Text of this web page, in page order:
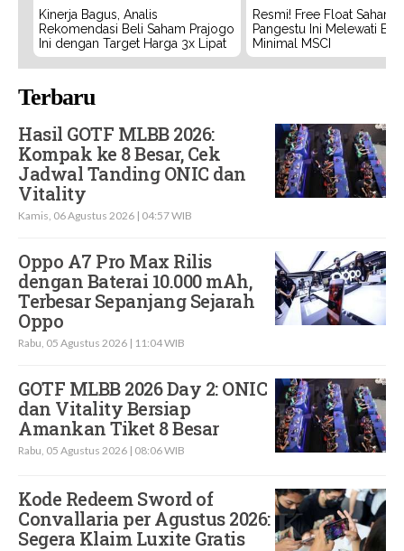
Kinerja Bagus, Analis
Rekomendasi Beli Saham Prajogo
Ini dengan Target Harga 3x Lipat
Resmi! Free Float Saham
Pangestu Ini Melewati
Minimal MSCI
Terbaru
Hasil GOTF MLBB 2026:
Kompak ke 8 Besar, Cek
Jadwal Tanding ONIC dan
Vitality
Kamis, 06 Agustus 2026 | 04:57 WIB
Oppo A7 Pro Max Rilis
dengan Baterai 10.000 mAh,
Terbesar Sepanjang Sejarah
Oppo
Rabu, 05 Agustus 2026 | 11:04 WIB
GOTF MLBB 2026 Day 2: ONIC
dan Vitality Bersiap
Amankan Tiket 8 Besar
Rabu, 05 Agustus 2026 | 08:06 WIB
Kode Redeem Sword of
Convallaria per Agustus 2026:
Segera Klaim Luxite Gratis